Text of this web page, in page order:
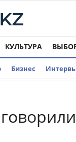
КУЛЬТУРА
Бизнес